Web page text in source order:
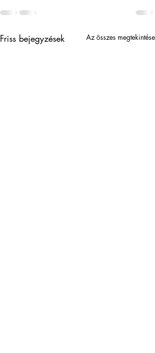
Friss bejegyzések Az összes megtekintése